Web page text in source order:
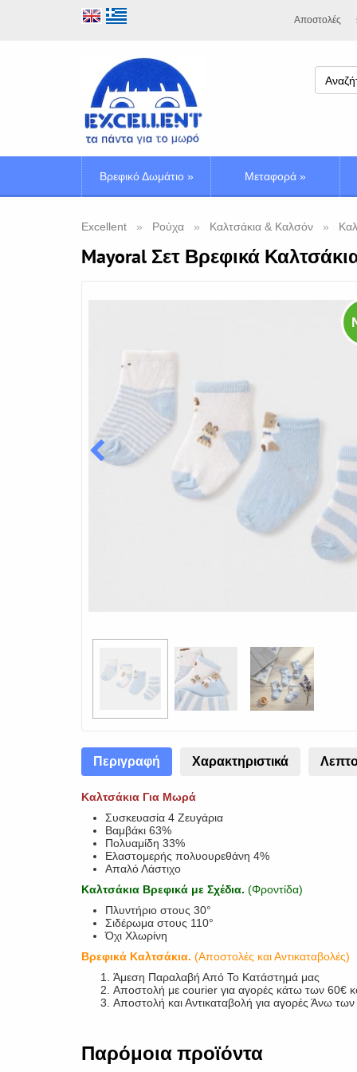
Αποστολές
Βρεφικό Δωμάτιο» Μεταφορά »
Excellent Ρούχα Καλτσάκια & Καλσόν
Mayoral Σετ Βρεφικά
Περιγραφή Χαρακτηριστικά
Καλτσάκια Για Μωρά
Συσκευασία 4 Ζευγάρια
Βαμβάκι 63%
Πολυαμίδη 33%
Ελαστομερής πολυουρεθάνη 4%
Απαλό Λάστιχο
Καλτσάκια Βρεφικά με Σχέδια. (Φροντίδα)
Πλυντήριο στους 30°
Σιδέρωμα στους 110°
Όχι Χλωρίνη
Βρεφικά Καλτσάκια. (Αποστολές και Αντικαταβολές)
Άμεση Παραλαβή Από Το Κατάστημά μας
Αποστολή με courier για αγορές κάτω των 60€
Αποστολή και Αντικαταβολή για αγορές Άνω
Παρόμοια προϊόντα